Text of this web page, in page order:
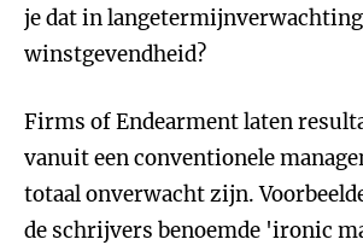
je dat in
winstgevendheid?
Firms of Endearment laten
vanuit een conventionele
totaal onverwacht zijn.
de schrijvers benoemde 'ironic